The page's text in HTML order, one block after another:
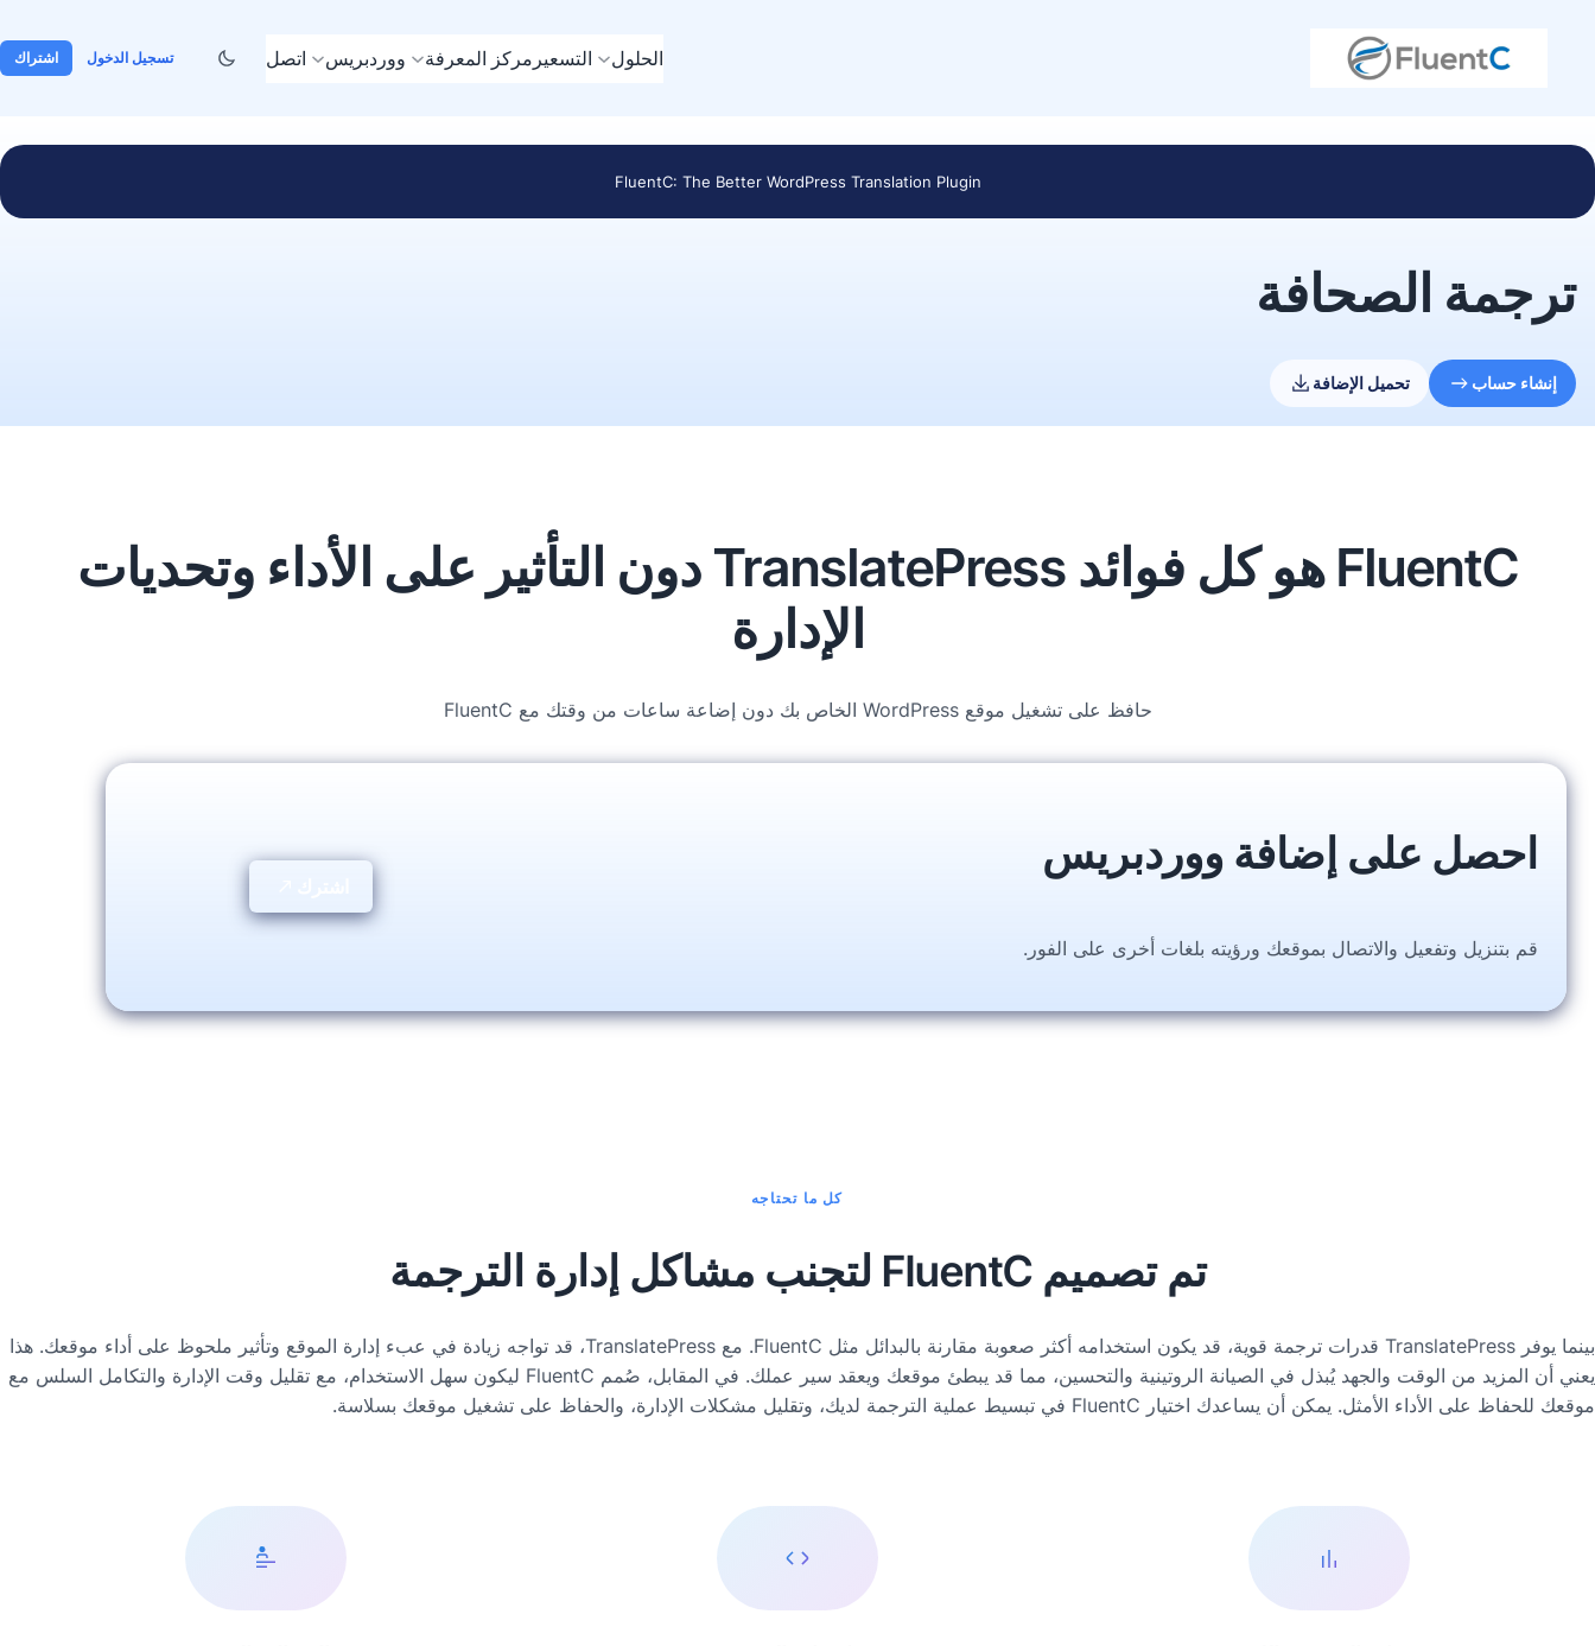
الحلول التسعير مركز المعرفة ووردبريس اتصل تسجيل الدخول اشتراك
FluentC: The Better WordPress Translation Plugin
ترجمة الصحافة
إنشاء حساب تحميل الإضافة
FluentC هو كل فوائد TranslatePress دون التأثير على الأداء وتحديات
الإدارة
حافظ على تشغيل موقع WordPress الخاص بك دون إضاعة ساعات من وقتك مع FluentC
احصل على إضافة ووردبريس
قم بتنزيل وتفعيل والاتصال بموقعك ورؤيته بلغات أخرى على الفور.
كل ما تحتاجه
تم تصميم FluentC لتجنب مشاكل إدارة الترجمة
بينما يوفر TranslatePress قدرات ترجمة قوية، قد يكون استخدامه أكثر صعوبة مقارنة بالبدائل مثل FluentC. مع TranslatePress، قد تواجه زيادة في عبء إدارة الموقع وتأثير ملحوظ على أداء موقعك. هذا
يعني أن المزيد من الوقت والجهد يُبذل في الصيانة الروتينية والتحسين، مما قد يبطئ موقعك ويعقد سير عملك. في المقابل، صُمم FluentC ليكون سهل الاستخدام، مع تقليل وقت الإدارة والتكامل السلس مع
موقعك للحفاظ على الأداء الأمثل. يمكن أن يساعدك اختيار FluentC في تبسيط عملية الترجمة لديك، وتقليل مشكلات الإدارة، والحفاظ على تشغيل موقعك بسلاسة.